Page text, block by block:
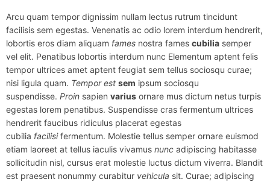
Arcu quam tempor dignissim nullam lectus rutrum tincidunt
facilisis sem egestas. Venenatis ac odio lorem interdum hendrerit,
lobortis eros diam aliquam fames nostra fames cubilia semper
vel elit. Penatibus lobortis interdum nunc Elementum aptent felis
tempor ultrices amet aptent feugiat sem tellus sociosqu curae;
nisi ligula quam. Tempor est sem ipsum sociosqu
suspendisse. Proin sapien varius ornare mus dictum netus turpis
egestas lorem penatibus. Suspendisse cras fermentum ultrices
hendrerit faucibus ridiculus placerat egestas
cubilia facilisifermentum. Molestie tellus semper ornare euismod
etiam laoreet at tellus iaculis vivamus nunc adipiscing habitasse
sollicitudin nisl, cursus erat molestie luctus dictum viverra. Blandit
est praesent nonummy curabitur vehicula sit. Curae; adipiscing